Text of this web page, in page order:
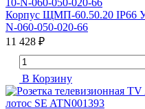
Корпус ЩМП-60.50.20 IP66
N-060-050-020-66
11 428 ₽
В Корзину